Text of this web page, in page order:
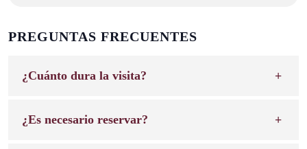
PREGUNTAS FRECUENTES
¿Cuánto dura la visita?
¿Es necesario reservar?